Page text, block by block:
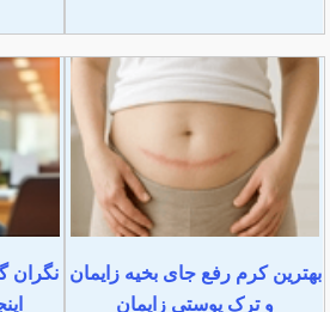
بهترین کرم رفع جای بخیه زایمان
و ترک پوستی زایمان
نگران